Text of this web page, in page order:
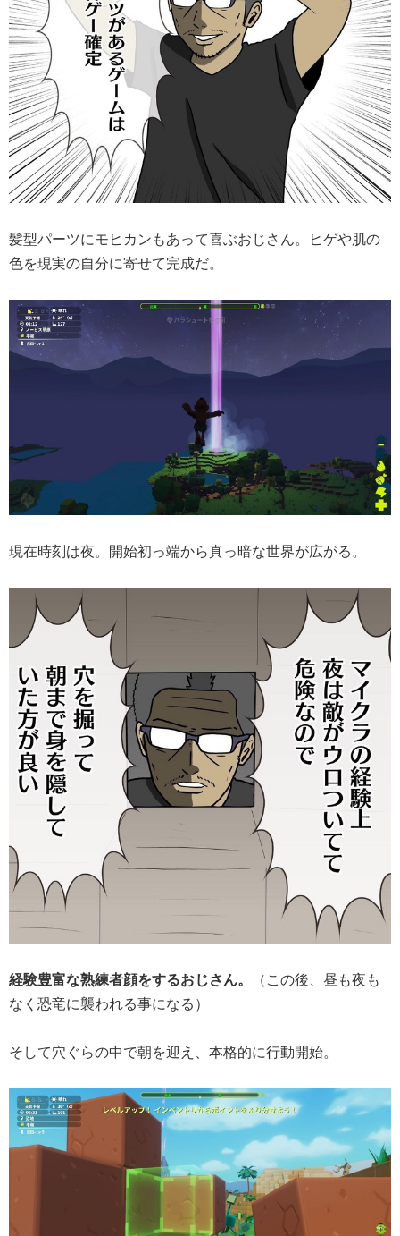
髪型パーツにモヒカンもあって喜ぶおじさん。ヒゲや肌の
色を現実の自分に寄せて完成だ。
現在時刻は夜。開始初っ端から真っ暗な世界が広がる。
経験豊富な熟練者顔をするおじさん。
（この後、昼も夜も
なく恐竜に襲われる事になる）
そして穴ぐらの中で朝を迎え、本格的に行動開始。